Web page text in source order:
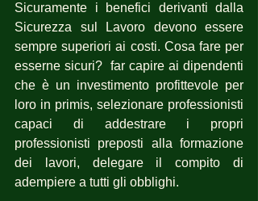
Sicuramente i benefici derivanti dalla
Sicurezza sul Lavoro devono essere
sempre superiori ai costi. Cosa fare per
esserne sicuri?  far capire ai dipendenti
che è un investimento profittevole per
loro in primis, selezionare professionisti
capaci di addestrare i propri
professionisti preposti alla formazione
dei lavori, delegare il compito di
adempiere a tutti gli obblighi.